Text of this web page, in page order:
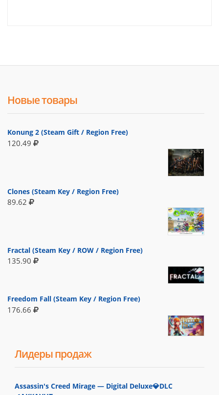
Новые товары
Konung 2 (Steam Gift / Region Free)
120.49
Clones (Steam Key / Region Free)
89.62
Fractal (Steam Key / ROW / Region Free)
135.90
Freedom Fall (Steam Key / Region Free)
176.66
Лидеры продаж
Assassin's Creed Mirage — Digital Deluxe💎DLC